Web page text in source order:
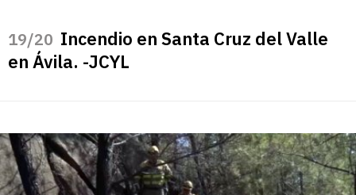
/20 Incendio en Santa Cruz del Valle
en Ávila. -JCYL